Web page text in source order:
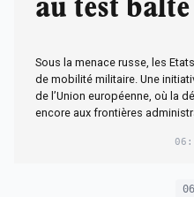
au test balte
Sous la menace russe, les
de mobilité militaire. Une
de l’Union européenne, où la
encore aux frontières